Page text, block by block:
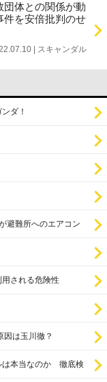
体との関係が動
を安倍批判のせ
| スキャンダル
ダ！
避難所へのエアコン
される危険性
因は玉川徹？
は本当なのか 徹底検